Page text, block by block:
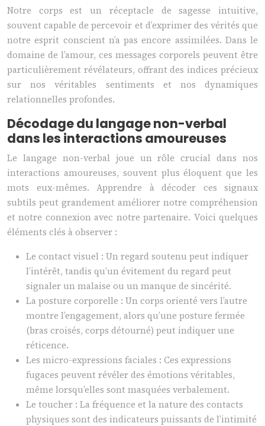
Notre corps est un réceptacle de sagesse intuitive,
souvent capable de percevoir et d’exprimer des vérités que
notre esprit conscient n’a pas encore assimilées. Dans le
domaine de l’amour, ces messages corporels peuvent être
particulièrement révélateurs, offrant des indices précieux
sur nos véritables sentiments et nos dynamiques
relationnelles profondes.
Décodage du langage non-verbal
dans les interactions amoureuses
Le langage non-verbal joue un rôle crucial dans nos
interactions amoureuses, souvent plus éloquent que les
mots eux-mêmes. Apprendre à décoder ces signaux
subtils peut grandement améliorer notre compréhension
et notre connexion avec notre partenaire. Voici quelques
éléments clés à observer :
Le contact visuel : Un regard soutenu peut indiquer
l’intérêt, tandis qu’un évitement du regard peut
signaler un malaise ou un manque de sincérité.
La posture corporelle : Un corps orienté vers l’autre
montre l’engagement, alors qu’une posture fermée
(bras croisés, corps détourné) peut indiquer une
réticence.
Les micro-expressions faciales : Ces expressions
fugaces peuvent révéler des émotions véritables,
même lorsqu’elles sont masquées verbalement.
Le toucher : La fréquence et la nature des contacts
physiques sont des indicateurs puissants de l’intimité